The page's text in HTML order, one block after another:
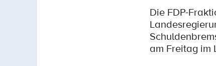
Die FDP-
am Freitag im